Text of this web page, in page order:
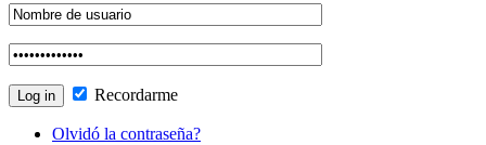
Recordarme
Olvidó la contraseña?